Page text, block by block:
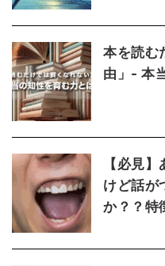
本を読む
由」- 本
【必見
けど話が
か？？特